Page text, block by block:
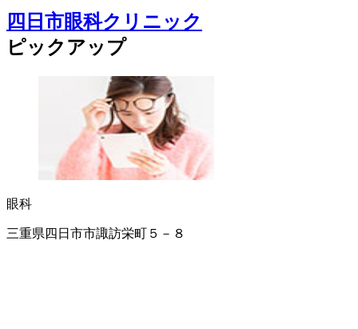
四日市眼科クリニック
ピックアップ
眼科
三重県四日市市諏訪栄町５－８